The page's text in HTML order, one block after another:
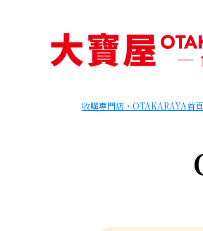
收購專門店・OTAKARAYA首頁